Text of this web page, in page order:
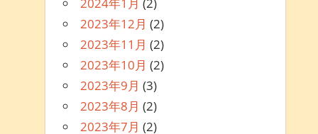
2023年12月 (2)
2023年11月 (2)
2023年10月 (2)
2023年9月 (3)
2023年8月 (2)
2023年7月 (2)